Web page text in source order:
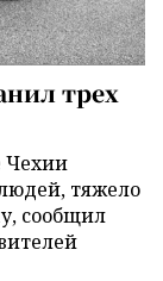
трех
Чехии
тяжело
сообщил